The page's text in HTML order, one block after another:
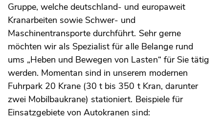
Gruppe, welche deutschland- und europaweit
Kranarbeiten sowie Schwer- und
Maschinentransporte durchführt. Sehr gerne
möchten wir als Spezialist für alle Belange rund
ums „Heben und Bewegen von Lasten“ für Sie tätig
werden. Momentan sind in unserem modernen
Fuhrpark 20 Krane (30 t bis 350 t Kran, darunter
zwei Mobilbaukrane) stationiert. Beispiele für
Einsatzgebiete von Autokranen sind: